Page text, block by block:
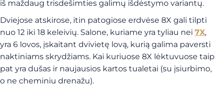
iš maždaug trisdešimties galimų išdėstymo variantų.
Dviejose atskirose, itin patogiose erdvėse 8X gali tilpti
nuo 12 iki 18 keleivių. Salone, kuriame yra tyliau nei 7X,
yra 6 lovos, įskaitant dvivietę lovą, kurią galima paversti
naktiniams skrydžiams. Kai kuriuose 8X lėktuvuose taip
pat yra dušas ir naujausios kartos tualetai (su įsiurbimo,
o ne cheminiu drenažu).